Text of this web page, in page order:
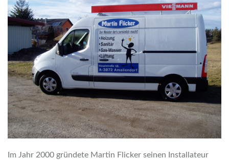
Im Jahr 2000 gründete Martin Flicker seinen Installateur